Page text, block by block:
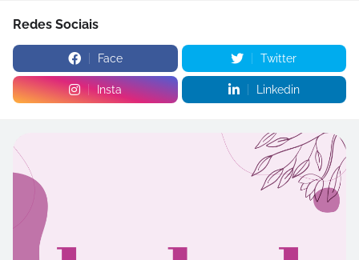
Redes Sociais
Face Twitter
Insta Linkedin